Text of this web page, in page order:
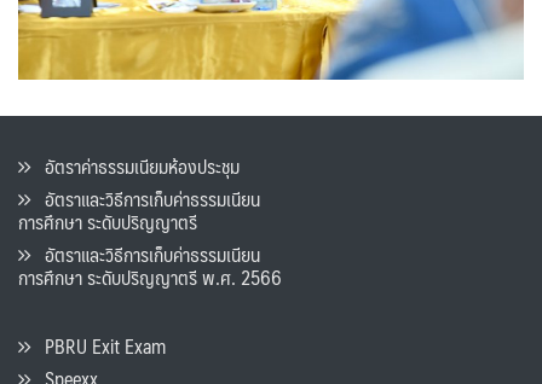
อัตราค่าธรรมเนียมห้องประชุม
อัตราและวิธีการเก็บค่าธรรมเนียน
การศึกษา ระดับปริญญาตรี
อัตราและวิธีการเก็บค่าธรรมเนียน
การศึกษา ระดับปริญญาตรี พ.ศ. 2566
PBRU Exit Exam